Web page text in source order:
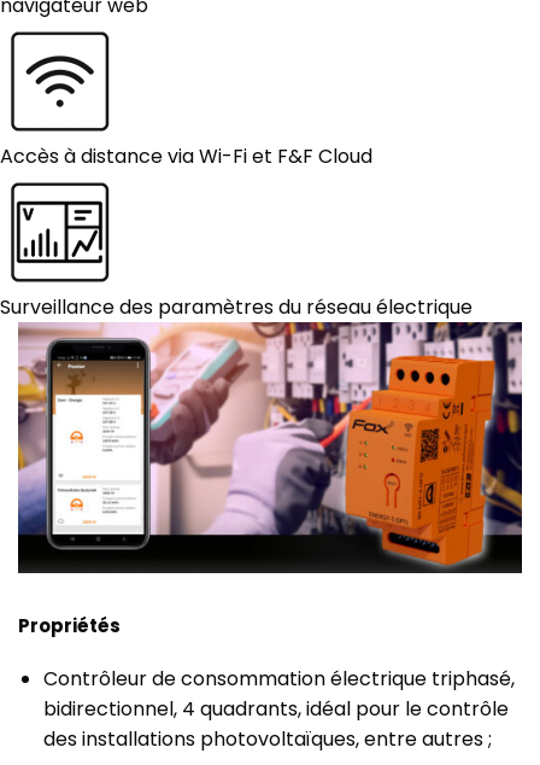
navigateur web
Accès à distance via Wi-Fi et F&F Cloud
Surveillance des paramètres du réseau électrique
Propriétés
Contrôleur de consommation électrique triphasé,
bidirectionnel, 4 quadrants, idéal pour le contrôle
des installations photovoltaïques, entre autres ;